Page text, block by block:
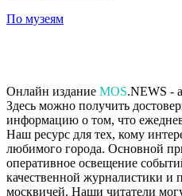
По музеям
Онлайн издание MOS.NEWS -
Здесь можно получить
информацию о том, что
Наш ресурс для тех, кому
любимого города. Основной
оперативное освещение
качественной журналистики и
москвичей. Наши читатели